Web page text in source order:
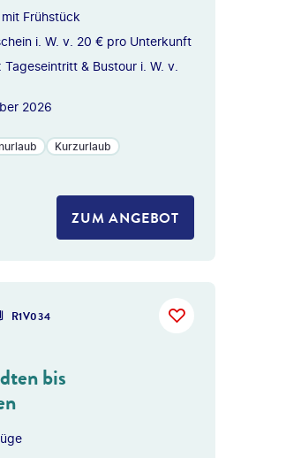
Frühstück
i. W. v. 20 € pro Unterkunft
Tageseintritt & Bustour i. W. v.
2026
Kurzurlaub
ZUM ANGEBOT
R1V034
bis